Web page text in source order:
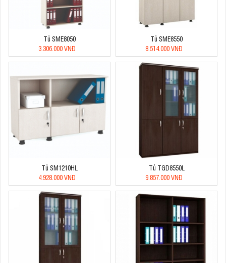
Tủ SME8050
3.306.000 VNĐ
Tủ SME8550
8.514.000 VNĐ
Tủ SM1210HL
4.928.000 VNĐ
Tủ TGD8550L
9.857.000 VNĐ